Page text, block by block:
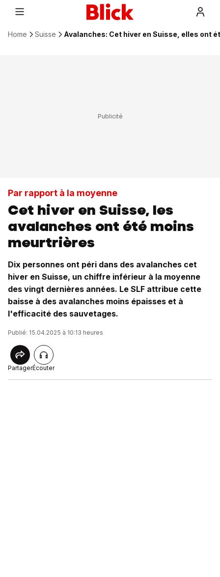
Home Suisse Avalanches: Cet hiver en Suisse, elles ont
Par rapport à la moyenne
Cet hiver en Suisse, les
avalanches ont été moins
meurtrières
Dix personnes ont péri dans des avalanches cet
hiver en Suisse, un chiffre inférieur à la moyenne
des vingt dernières années. Le SLF attribue cette
baisse à des avalanches moins épaisses et à
l'efficacité des sauvetages.
Publié: 15.04.2025 à 10:13 heures
PartagerÉcouter